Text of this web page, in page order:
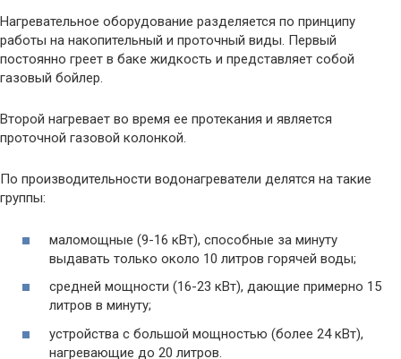
Нагревательное оборудование разделяется по принципу
работы на накопительный и проточный виды. Первый
постоянно греет в баке жидкость и представляет собой
газовый бойлер.
Второй нагревает во время ее протекания и является
проточной газовой колонкой.
По производительности водонагреватели делятся на такие
группы:
маломощные (9-16 кВт), способные за минуту
выдавать только около 10 литров горячей воды;
средней мощности (16-23 кВт), дающие примерно 15
литров в минуту;
устройства с большой мощностью (более 24 кВт),
нагревающие до 20 литров.